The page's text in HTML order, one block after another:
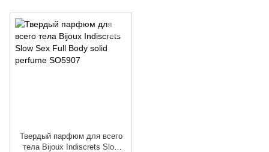
Твердый парфюм для всего
тела Bijoux Indiscrets Slow